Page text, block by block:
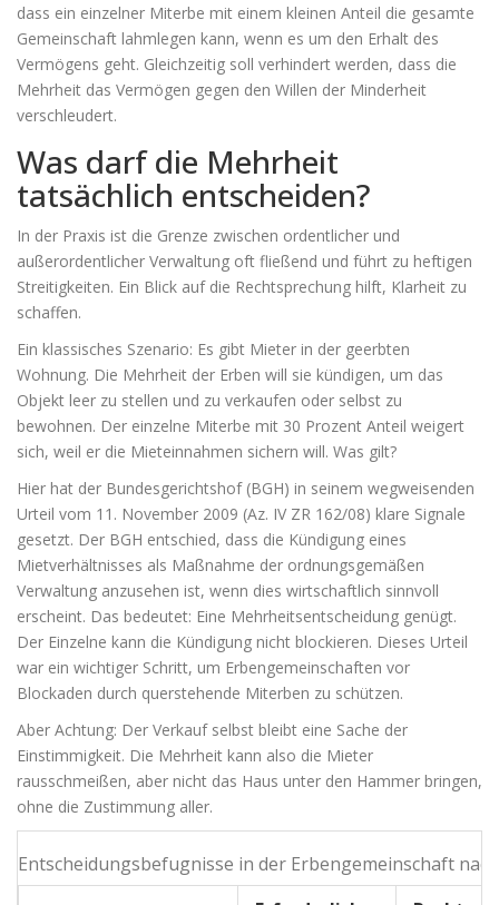
dass ein einzelner Miterbe mit einem kleinen Anteil die gesamte
Gemeinschaft lahmlegen kann, wenn es um den Erhalt des
Vermögens geht. Gleichzeitig soll verhindert werden, dass die
Mehrheit das Vermögen gegen den Willen der Minderheit
verschleudert.
Was darf die Mehrheit
tatsächlich entscheiden?
In der Praxis ist die Grenze zwischen ordentlicher und
außerordentlicher Verwaltung oft fließend und führt zu heftigen
Streitigkeiten. Ein Blick auf die Rechtsprechung hilft, Klarheit zu
schaffen.
Ein klassisches Szenario: Es gibt Mieter in der geerbten
Wohnung. Die Mehrheit der Erben will sie kündigen, um das
Objekt leer zu stellen und zu verkaufen oder selbst zu
bewohnen. Der einzelne Miterbe mit 30 Prozent Anteil weigert
sich, weil er die Mieteinnahmen sichern will. Was gilt?
Hier hat der Bundesgerichtshof (BGH) in seinem wegweisenden
Urteil vom 11. November 2009 (Az. IV ZR 162/08) klare Signale
gesetzt. Der BGH entschied, dass die Kündigung eines
Mietverhältnisses als Maßnahme der ordnungsgemäßen
Verwaltung anzusehen ist, wenn dies wirtschaftlich sinnvoll
erscheint. Das bedeutet: Eine Mehrheitsentscheidung genügt.
Der Einzelne kann die Kündigung nicht blockieren. Dieses Urteil
war ein wichtiger Schritt, um Erbengemeinschaften vor
Blockaden durch querstehende Miterben zu schützen.
Aber Achtung: Der Verkauf selbst bleibt eine Sache der
Einstimmigkeit. Die Mehrheit kann also die Mieter
rausschmeißen, aber nicht das Haus unter den Hammer bringen,
ohne die Zustimmung aller.
Entscheidungsbefugnisse in der Erbengemeinschaft